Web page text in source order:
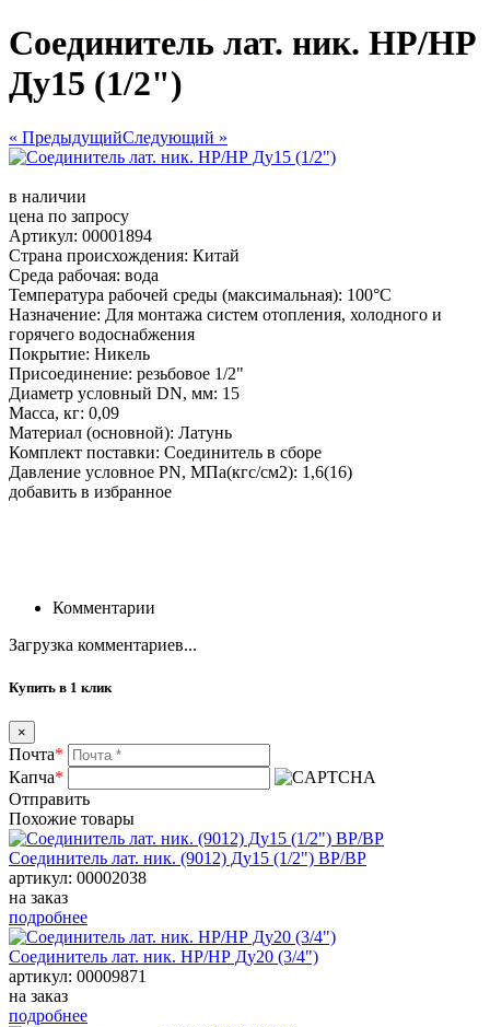
Соединитель лат. ник. НР/НР
Ду15 (1/2")
« ПредыдущийСледующий »
в наличии
цена по запросу
Артикул: 00001894
Страна происхождения: Китай
Среда рабочая: вода
Температура рабочей среды (максимальная): 100°С
Назначение: Для монтажа систем отопления, холодного и
горячего водоснабжения
Покрытие: Никель
Присоединение: резьбовое 1/2"
Диаметр условный DN, мм: 15
Масса, кг: 0,09
Материал (основной): Латунь
Комплект поставки: Соединитель в сборе
Давление условное PN, МПа(кгс/см2): 1,6(16)
добавить в избранное
Комментарии
Загрузка комментариев...
Купить в 1 клик
×
Почта*
Капча*
Отправить
Похожие товары
Соединитель лат. ник. (9012) Ду15 (1/2") ВР/ВР
артикул: 00002038
на заказ
подробнее
Соединитель лат. ник. НР/НР Ду20 (3/4")
артикул: 00009871
на заказ
подробнее